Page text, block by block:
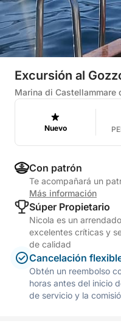
Excursión al
Marina di Castellammare
Nuevo
Con patrón
Te acompañará un
Más información
Súper Propietario
Nicola es un
excelentes críticas y
de calidad
Cancelación
Obtén un reembolso
horas antes del inicio
de servicio y la